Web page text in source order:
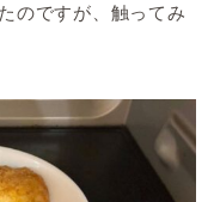
のですが、触ってみ